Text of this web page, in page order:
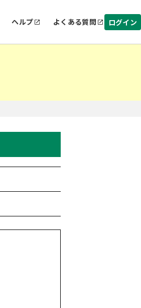
ヘルプ よくある質問 ログイン